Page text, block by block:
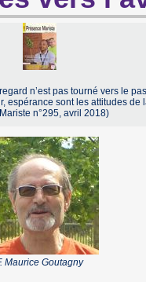
n’est pas tourné vers le
espérance sont les attitudes de
n°295, avril 2018)
Maurice Goutagny